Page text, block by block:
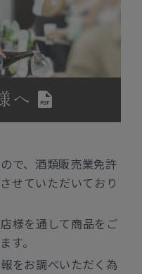
で、酒類販売業免許
せていただいており
様を通して商品をご
す。
をお調べいただく為